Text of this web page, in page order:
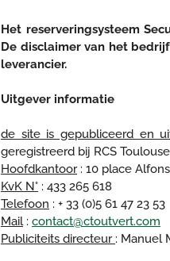
Het reserveringsysteem
De disclaimer van het
leverancier.
Uitgever informatie
de site is gepubliceerd en
geregistreerd bij RCS Toulouse
Hoofdkantoor: 10 place
KvK N° : 433 265 618
Telefoon : + 33 (0)5 61 47 23 53
Mail: contact@ctoutvert.com
Publiciteits directeur : Manuel